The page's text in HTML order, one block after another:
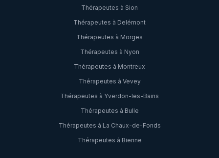
Thérapeutes à Sion
Thérapeutes à Delémont
Thérapeutes à Morges
Thérapeutes à Nyon
Thérapeutes à Montreux
Thérapeutes à Vevey
Thérapeutes à Yverdon-les-Bains
Thérapeutes à Bulle
Thérapeutes à La Chaux-de-Fonds
Thérapeutes à Bienne